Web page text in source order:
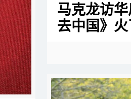
马克龙访
去中国》